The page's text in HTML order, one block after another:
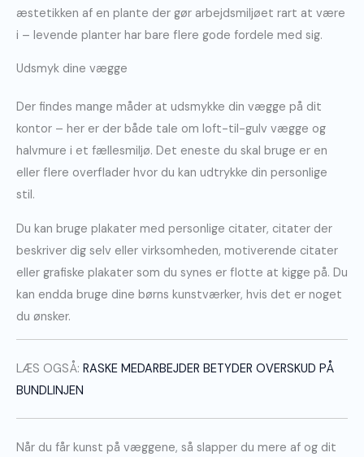
æstetikken af en plante der gør arbejdsmiljøet rart at være
i – levende planter har bare flere gode fordele med sig.
Udsmyk dine vægge
Der findes mange måder at udsmykke din vægge på dit
kontor – her er der både tale om loft-til-gulv vægge og
halvmure i et fællesmiljø. Det eneste du skal bruge er en
eller flere overflader hvor du kan udtrykke din personlige
stil.
Du kan bruge plakater med personlige citater, citater der
beskriver dig selv eller virksomheden, motiverende citater
eller grafiske plakater som du synes er flotte at kigge på. Du
kan endda bruge dine børns kunstværker, hvis det er noget
du ønsker.
LÆS OGSÅ: RASKE MEDARBEJDER BETYDER OVERSKUD PÅ
BUNDLINJEN
Når du får kunst på væggene, så slapper du mere af og dit